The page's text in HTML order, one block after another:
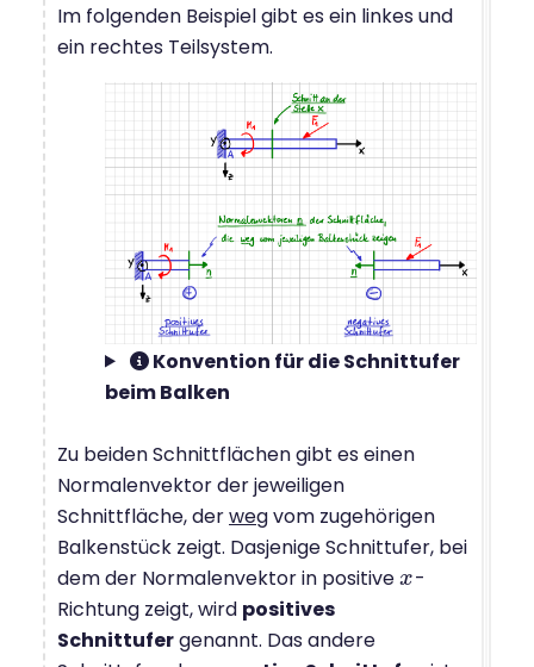
Im folgenden Beispiel gibt es ein linkes und
ein rechtes Teilsystem.
Konvention für die Schnittufer
beim Balken
Zu beiden Schnittflächen gibt es einen
Normalenvektor der jeweiligen
Schnittfläche, derwegvom zugehörigen
Balkenstück zeigt. Dasjenige Schnittufer, bei
dem der Normalenvektor in positive x
x -
Richtung zeigt, wird positives
Schnittufergenannt. Das andere